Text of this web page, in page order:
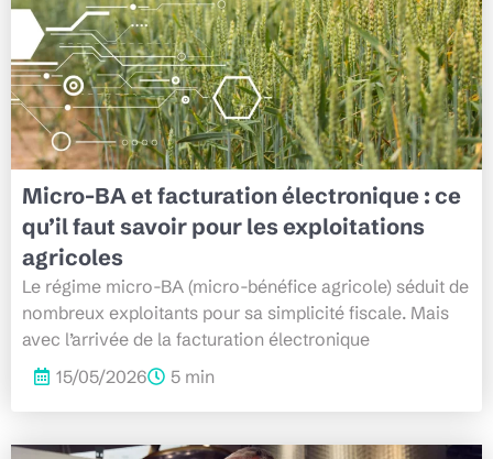
Micro-BA et facturation électronique : ce
qu’il faut savoir pour les exploitations
agricoles
Le régime micro-BA (micro-bénéfice agricole) séduit de
nombreux exploitants pour sa simplicité fiscale. Mais
avec l’arrivée de la facturation électronique
15/05/2026
5 min